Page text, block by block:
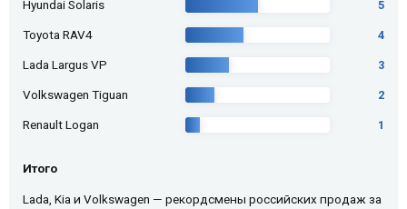
Hyundai Solaris 5
Toyota RAV4 4
Lada Largus VP 3
Volkswagen Tiguan 2
Renault Logan 1
Итого
Lada, Kia и Volkswagen — рекордсмены российских продаж за